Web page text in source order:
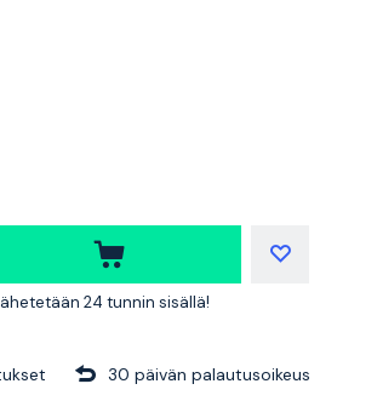
24 tunnin sisällä!
30 päivän palautusoikeus